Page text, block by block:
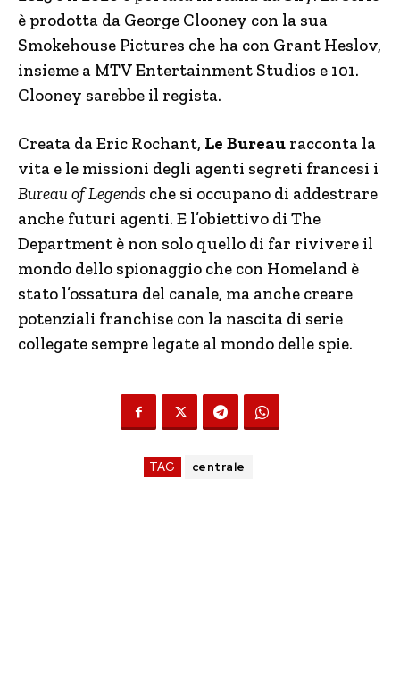
è prodotta da George Clooney con la sua
Smokehouse Pictures che ha con Grant Heslov,
insieme a MTV Entertainment Studios e 101.
Clooney sarebbe il regista.
Creata da Eric Rochant, Le Bureau racconta la
vita e le missioni degli agenti segreti francesi i
Bureau of Legends che si occupano di addestrare
anche futuri agenti. E l’obiettivo di The
Department è non solo quello di far rivivere il
mondo dello spionaggio che con Homeland è
stato l’ossatura del canale, ma anche creare
potenziali franchise con la nascita di serie
collegate sempre legate al mondo delle spie.
TAG centrale